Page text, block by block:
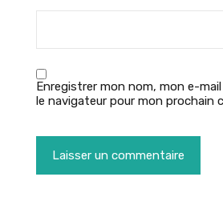
Enregistrer mon nom, mon e-
le navigateur pour mon prochain